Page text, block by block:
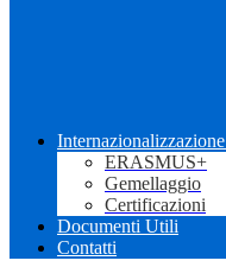
Internazionalizzazione
ERASMUS+
Gemellaggio
Certificazioni
Documenti Utili
Contatti